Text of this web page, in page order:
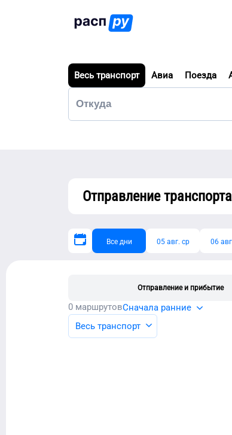
Весь транспорт Авиа Поезда
Отправление
Все дни 05 авг. ср 06
Отправление и прибытие
0 маршрутовСначала ранние
Весь транспорт